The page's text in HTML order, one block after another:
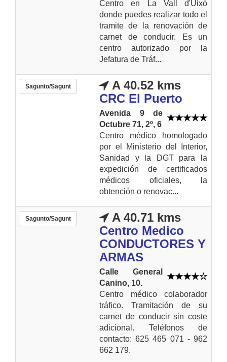
Centro en La Vall d'Uixó
donde puedes realizar todo el
tramite de la renovación de
carnet de conducir. Es un
centro autorizado por la
Jefatura de Tráf...
Sagunto/Sagunt
A 40.52 kms
CRC El Puerto
Avenida 9 de
Octubre 71, 2º, 6
Centro médico homologado
por el Ministerio del Interior,
Sanidad y la DGT para la
expedición de certificados
médicos oficiales, la
obtención o renovac...
Sagunto/Sagunt
A 40.71 kms
Centro Medico
CONDUCTORES Y
ARMAS
Calle General
Canino, 10.
Centro médico colaborador
tráfico. Tramitación de su
carnet de conducir sin coste
adicional. Teléfonos de
contacto: 625 465 071 - 962
662 179.